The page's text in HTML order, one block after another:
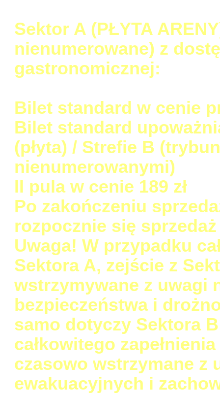
Sektor A (PŁYTA
nienumerowane) z
gastronomicznej:
Bilet standard w cenie
Bilet standard
(płyta) / Strefie B
nienumerowanymi)
II pula w cenie 189 zł
Po zakończeniu
rozpocznie się
Uwaga! W przypadku
Sektora A, zejście z
wstrzymywane z uwagi
bezpieczeństwa i
samo dotyczy Sektora
całkowitego
czasowo wstrzymane z
ewakuacyjnych i